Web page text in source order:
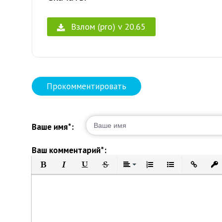
Взлом (pro) v 20.65
Прокомментировать
Ваше имя*:
Ваш комментарий*:
Полужирный
КурсивПодчеркнутый
ЗачеркнутыйВыравнивание
Нумерованный список
Маркированный
Вставить